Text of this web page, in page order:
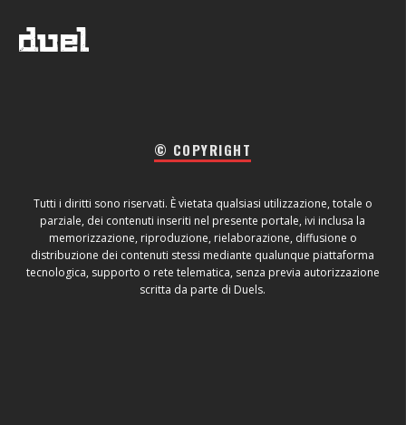
© COPYRIGHT
Tutti i diritti sono riservati. È vietata qualsiasi utilizzazione, totale o
parziale, dei contenuti inseriti nel presente portale, ivi inclusa la
memorizzazione, riproduzione, rielaborazione, diffusione o
distribuzione dei contenuti stessi mediante qualunque piattaforma
tecnologica, supporto o rete telematica, senza previa autorizzazione
scritta da parte di Duels.